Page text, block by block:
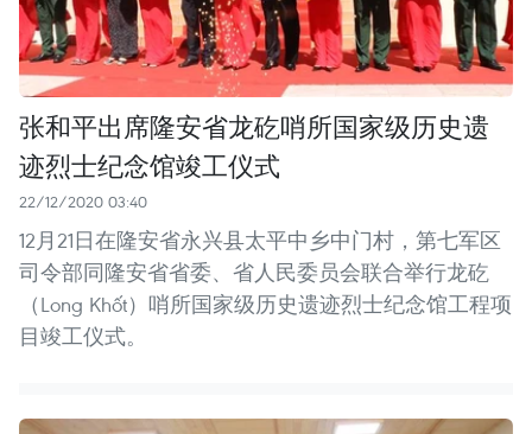
张和平出席隆安省龙矻哨所国家级历史遗
迹烈士纪念馆竣工仪式
22/12/2020 03:40
12月21日在隆安省永兴县太平中乡中门村，第七军区
司令部同隆安省省委、省人民委员会联合举行龙矻
（Long Khốt）哨所国家级历史遗迹烈士纪念馆工程项
目竣工仪式。